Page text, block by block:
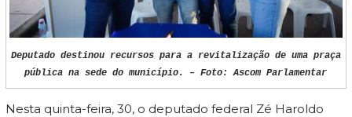
Deputado destinou recursos para a revitalização de uma praça
pública na sede do município. – Foto: Ascom Parlamentar
Nesta quinta-feira, 30, o deputado federal Zé Haroldo